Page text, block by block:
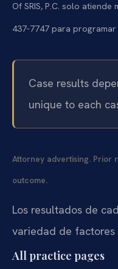
Of SRIS, P.C. solo
437-7747 para
Case results
unique to each
Attorney advertising. Prior
outcome.
Los resultados de
variedad de factores
All practice pages